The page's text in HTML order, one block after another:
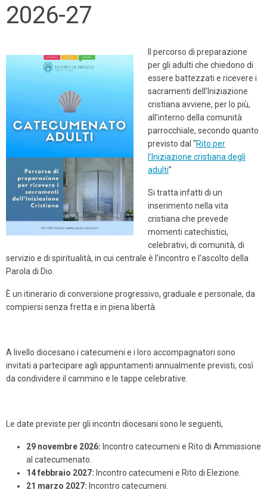
2026-27
Il percorso di preparazione
per gli adulti che chiedono di
essere battezzati e ricevere i
sacramenti dell’Iniziazione
cristiana avviene, per lo più,
all’interno della comunità
parrocchiale, secondo quanto
previsto dal “Rito per
l’Iniziazione cristiana degli
adulti”
Si tratta infatti di un
inserimento nella vita
cristiana che prevede
momenti catechistici,
celebrativi, di comunità, di
servizio e di spiritualità, in cui centrale è l’incontro e l’ascolto della
Parola di Dio.
È un itinerario di conversione progressivo, graduale e personale, da
compiersi senza fretta e in piena libertà.
A livello diocesano i catecumeni e i loro accompagnatori sono
invitati a partecipare agli appuntamenti annualmente previsti, così
da condividere il cammino e le tappe celebrative.
Le date previste per gli incontri diocesani sono le seguenti,
29 novembre 2026: Incontro catecumeni e Rito di Ammissione
al catecumenato.
14 febbraio 2027: Incontro catecumeni e Rito di Elezione.
21 marzo 2027: Incontro catecumeni.